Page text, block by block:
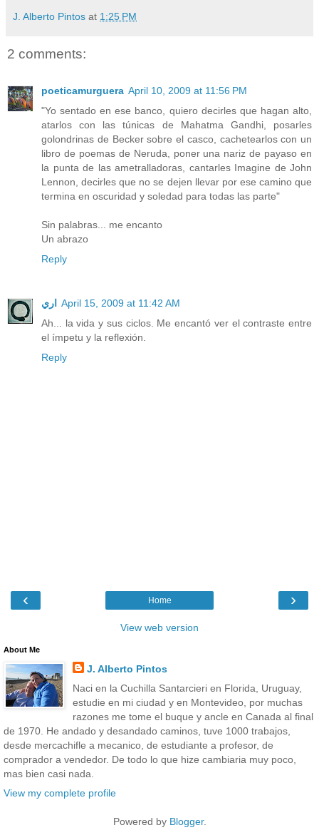
J. Alberto Pintos at 1:25 PM
2 comments:
poeticamurguera April 10, 2009 at 11:56 PM
"Yo sentado en ese banco, quiero decirles que hagan alto,
atarlos con las túnicas de Mahatma Gandhi, posarles
golondrinas de Becker sobre el casco, cachetearlos con un
libro de poemas de Neruda, poner una nariz de payaso en
la punta de las ametralladoras, cantarles Imagine de John
Lennon, decirles que no se dejen llevar por ese camino que
termina en oscuridad y soledad para todas las parte"
Sin palabras... me encanto
Un abrazo
Reply
اري
April 15, 2009 at 11:42 AM
Ah... la vida y sus ciclos. Me encantó ver el contraste entre
el ímpetu y la reflexión.
Reply
‹ ›
Home
View web version
About Me
J. Alberto Pintos
Naci en la Cuchilla Santarcieri en Florida, Uruguay,
estudie en mi ciudad y en Montevideo, por muchas
razones me tome el buque y ancle en Canada al final
de 1970. He andado y desandado caminos, tuve 1000 trabajos,
desde mercachifle a mecanico, de estudiante a profesor, de
comprador a vendedor. De todo lo que hize cambiaria muy poco,
mas bien casi nada.
View my complete profile
Powered by Blogger.